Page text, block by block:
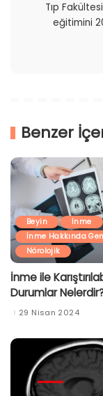
Tıp
eğitimini
Benzer
Beyin
İnme
İnme Hakkında
Nörolojik
İnme ile
Durumlar
29 Nisan 2024